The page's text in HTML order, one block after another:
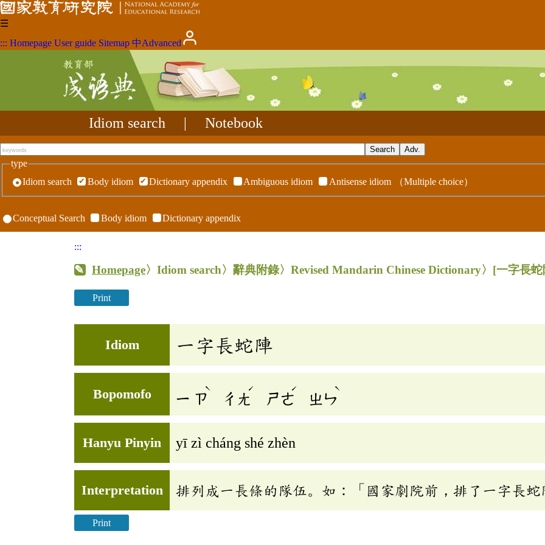
☰
::: Homepage User guide Sitemap 中Advanced
Idiom search Notebook
type
Idiom search
Body idiom Dictionary appendix Ambiguous idiom Antisense idiom （Multiple choice）
Conceptual Search Body idiom Dictionary appendix
:::
Homepage〉Idiom search〉辭典附錄〉Revised Mandarin Chinese Dictionary〉 [一字長
Print
Idiom 一字長蛇陣
Bopomofo ㄧ ㄗ
ˋ
ㄔㄤ
ˊ
ㄕㄜ
ˊ
ㄓㄣ
ˋ
Hanyu Pinyin yī zì cháng shé zhèn
Interpretation 排列成一長條的隊伍。如：「國家劇院前，排了一字長
Print